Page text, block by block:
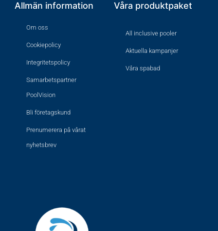
Allmän information
Om oss
Cookiepolicy
Integritetspolicy
Samarbetspartner
PoolVision
Bli företagskund
Prenumerera på vårat
nyhetsbrev
Våra produktpaket
All inclusive pooler
Aktuella kampanjer
Våra spabad